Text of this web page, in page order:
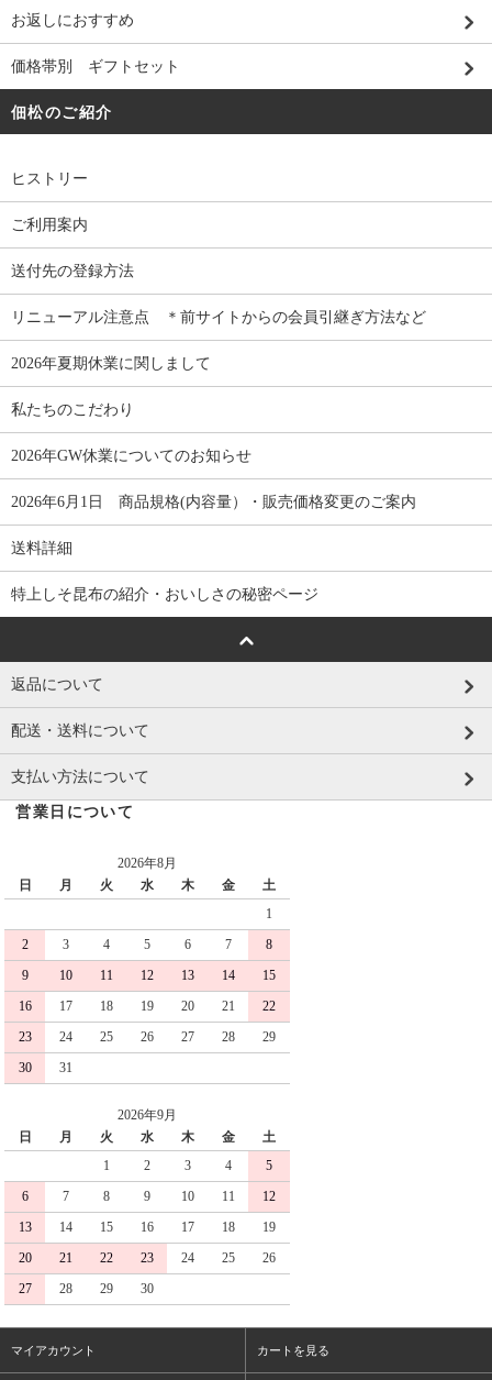
お返しにおすすめ
価格帯別 ギフトセット
佃松のご紹介
ヒストリー
ご利用案内
送付先の登録方法
リニューアル注意点 ＊前サイトからの会員引継ぎ方法など
2026年夏期休業に関しまして
私たちのこだわり
2026年GW休業についてのお知らせ
2026年6月1日 商品規格(内容量）・販売価格変更のご案内
送料詳細
特上しそ昆布の紹介・おいしさの秘密ページ
返品について
配送・送料について
支払い方法について
営業日について
2026年8月
日
月 火 水 木 金
土
1
2
3 4 5 6 7
8
9
10 11 12 13 14
15
16
17 18 19 20 21
22
23
24 25 26 27 28
29
30
31
2026年9月
日
月 火 水 木 金
土
1
2 3 4
5
6
7 8 9 10 11
12
13
14 15 16 17 18
19
20
21 22 23 24 25
26
27
28 29 30
マイアカウント カートを見る